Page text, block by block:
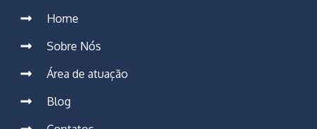
Home
Sobre Nós
Área de atuação
Blog